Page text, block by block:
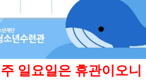
일요일은 휴관이오니